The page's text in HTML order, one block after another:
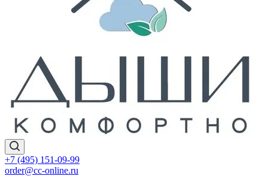
+7 (495) 151-09-99
order@cc-online.ru